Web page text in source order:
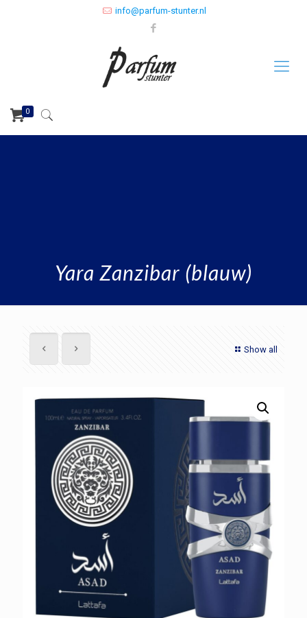
info@parfum-stunter.nl
0
Yara Zanzibar (blauw)
Show all